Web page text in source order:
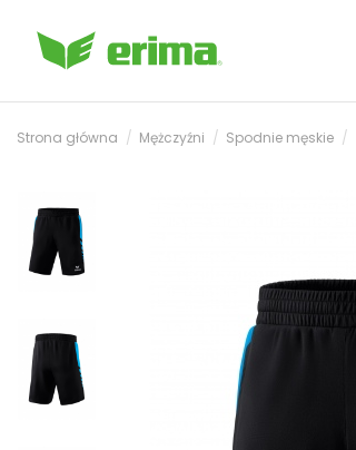
Strona główna Mężczyźni Spodnie męskie